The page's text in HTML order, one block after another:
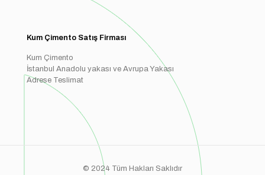
Kum Çimento Satış Firması
Kum Çimento
İstanbul Anadolu yakası ve Avrupa Yakası
Adrese Teslimat
© 2024 Tüm Hakları Saklıdır